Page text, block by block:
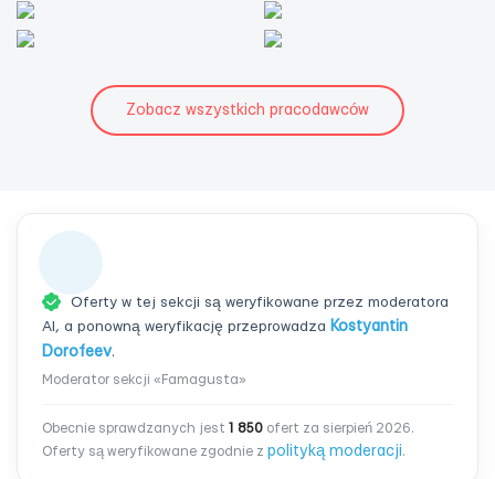
Zobacz wszystkich pracodawców
Oferty w tej sekcji są weryfikowane przez moderatora
AI, a ponowną weryfikację przeprowadza Kostyantin
Dorofeev.
Moderator sekcji «Famagusta»
Obecnie sprawdzanych jest 1 850 ofert za sierpień 2026.
Oferty są weryfikowane zgodnie z polityką moderacji.